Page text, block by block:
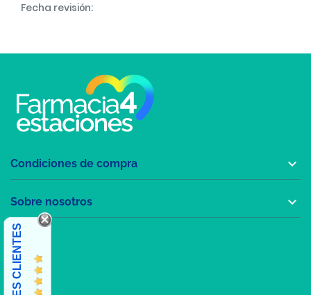
Fecha revisión:
Condiciones de compra 
Sobre nosotros 